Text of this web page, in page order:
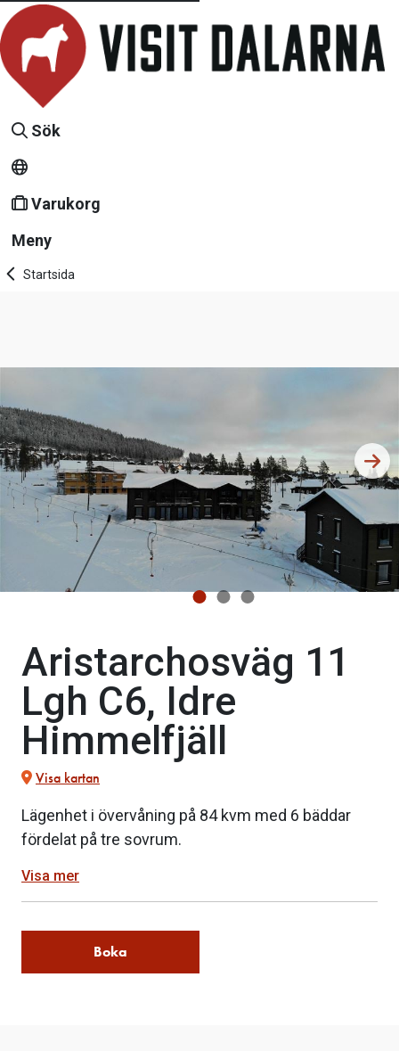
Sök
Varukorg
Meny
Startsida
Aristarchosväg 11
Lgh C6, Idre
Himmelfjäll
Visa kartan
Lägenhet i övervåning på 84 kvm med 6 bäddar
fördelat på tre sovrum.
Visa mer
Boka